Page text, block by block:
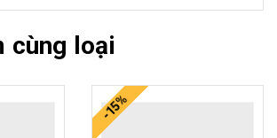
cùng loại
-15%